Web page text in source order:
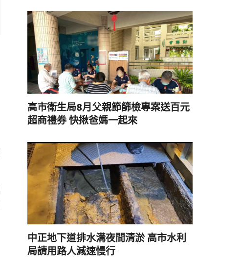
高市衛生局8月父親節篩檢專案送百元
超商禮券 快揪爸媽一起來
中正地下道排水溝夜間清淤 高市水利
局請用路人減速慢行